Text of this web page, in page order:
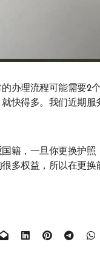
办理流程可能需要2
快得多。我们近期服
籍，一旦你更换护照
多权益，所以在更换